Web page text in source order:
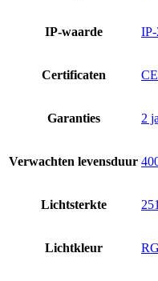
IP-waarde
Certificaten CE
Garanties 2
Verwachten levensduur
Lichtsterkte
Lichtkleur